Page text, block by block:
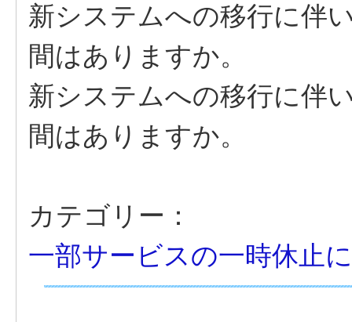
新システムへの移行に伴
間はありますか。
新システムへの移行に伴
間はありますか。
カテゴリー：
一部サービスの一時休止